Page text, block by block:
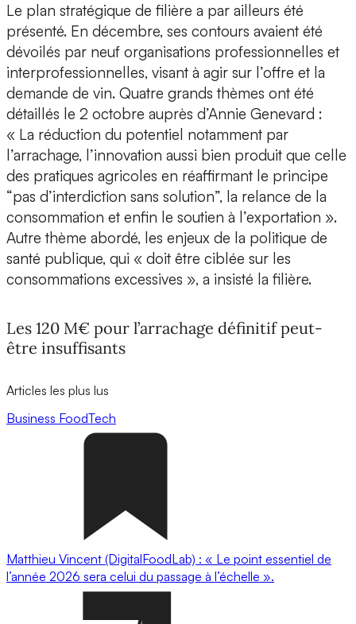
Le plan stratégique de filière a par ailleurs été
présenté. En décembre, ses contours avaient été
dévoilés par neuf organisations professionnelles et
interprofessionnelles, visant à agir sur l’offre et la
demande de vin. Quatre grands thèmes ont été
détaillés le 2 octobre auprès d’Annie Genevard :
« La réduction du potentiel notamment par
l’arrachage, l’innovation aussi bien produit que celle
des pratiques agricoles en réaffirmant le principe
“pas d’interdiction sans solution”, la relance de la
consommation et enfin le soutien à l’exportation ».
Autre thème abordé, les enjeux de la politique de
santé publique, qui « doit être ciblée sur les
consommations excessives », a insisté la filière.
Les 120 M€ pour l’arrachage définitif peut-
être insuffisants
Articles les plus lus
Business FoodTech
Matthieu Vincent (DigitalFoodLab) : « Le point essentiel de
l’année 2026 sera celui du passage à l’échelle ».